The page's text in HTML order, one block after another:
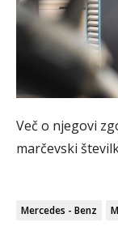
Več o njegovi
marčevski
Mercedes - Benz